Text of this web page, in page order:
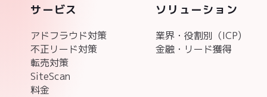
サービス
アドフラウド対策
不正リード対策
転売対策
SiteScan
料金
ソリューション
業界・役割別（ICP)
金融・リード獲得